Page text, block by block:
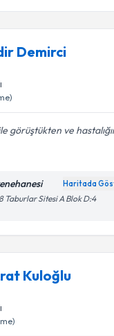
Demirci
görüştükten ve
Haritada
Taburlar Sitesi A Blok D:4
Kuloğlu